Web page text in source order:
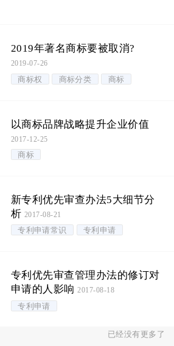
2019年著名商标要被取消?
2019-07-26
商标权 商标分类 商标
以商标品牌战略提升企业价值
2017-12-25
商标
新专利优先审查办法5大细节分
析 2017-08-21
专利申请常识 专利申请
专利优先审查管理办法的修订对
申请的人影响2017-08-18
专利申请
已经没有更多了